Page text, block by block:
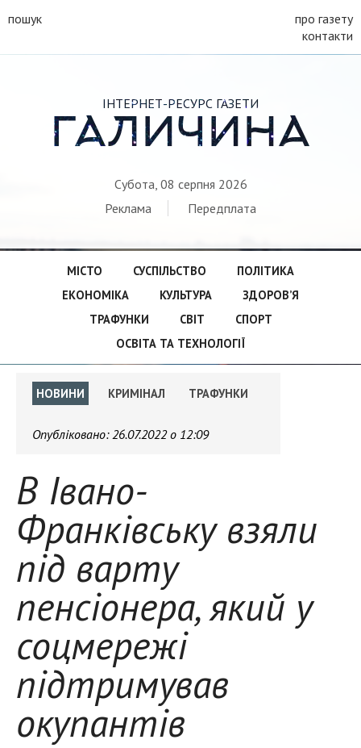
пошук
про газету
контакти
ІНТЕРНЕТ-РЕСУРС ГАЗЕТИ
ГАЛИЧИНА
Субота, 08 серпня 2026
Реклама
Передплата
МІСТО СУСПІЛЬСТВО
ПОЛІТИКА
ЕКОНОМІКА
КУЛЬТУРА
ЗДОРОВ’Я
ТРАФУНКИ
СВІТ
СПОРТ
ОСВІТА ТА ТЕХНОЛОГІЇ
НОВИНИ КРИМІНАЛ ТРАФУНКИ
Опубліковано:26.07.2022 о 12:09
В Івано-
Франківську взяли
під варту
пенсіонера, який у
соцмережі
підтримував
окупантів